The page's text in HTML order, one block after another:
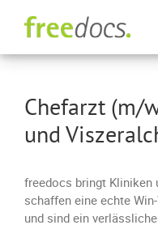
Chefarzt (m/
und
freedocs bringt Kliniken
schaffen eine echte
und sind ein